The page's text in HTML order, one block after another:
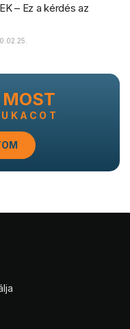
– Ez a kérdés az